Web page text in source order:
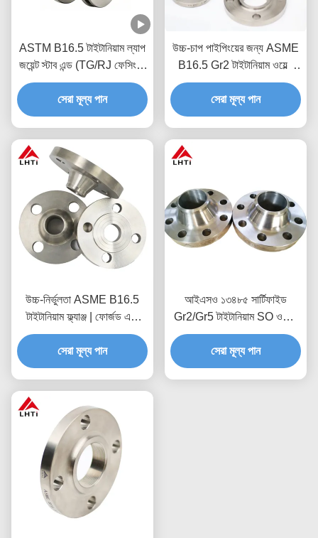
ASTM B16.5 টাইটানিয়াম ল্যাপ
জয়েন্ট স্টাব এন্ড (TG/RJ ফেসিং) |
MetalsTitanium
সেরা মূল্য পান
উচ্চ-চাপ পাইপিংয়ের জন্য ASME
B16.5 Gr2 টাইটানিয়াম ওয়েল্ড
নেক ফ্ল্যাঞ্জ (WNRF)
সেরা মূল্য পান
উচ্চ-নির্ভুলতা ASME B16.5
টাইটানিয়াম ফ্ল্যাঞ্জ | ফোর্জড এবং
সিএনসি মেশিনেড Gr2 Gr5
সেরা মূল্য পান
আইএসও ১৩৪৮৫ সার্টিফাইড
Gr2/Gr5 টাইটানিয়াম SO ওয়েল্ড
নেক ফ্ল্যাঞ্জ
সেরা মূল্য পান